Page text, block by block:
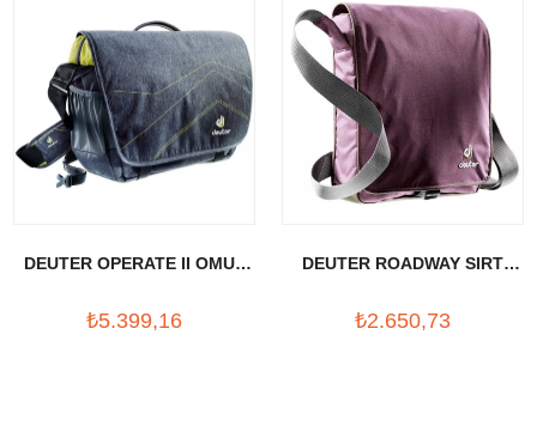
DEUTER OPERATE II OMUZ
₺5.399,16
DEUTER ROADWAY SIRT
₺2.650,73